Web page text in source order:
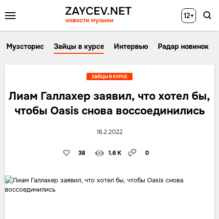
12+
Музсторис Зайцы в курсе Интервью Радар новинок
Лиам Галлахер заявил, что хотел бы,
чтобы Oasis снова воссоединились
16.2.2022
38 1.6 K 0
ЗАЙЦЫ В КУРСЕ